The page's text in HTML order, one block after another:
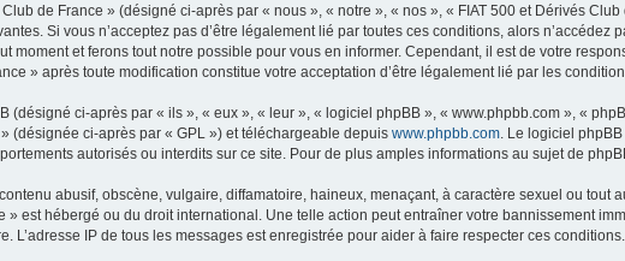
de France » (désigné ci-après par « nous », « notre », « nos », « FIAT 500 et Dérivés
Si vous n’acceptez pas d’être légalement lié par toutes ces conditions, alors n’accédez
moment et ferons tout notre possible pour vous en informer. Cependant, il est de votre
» après toute modification constitue votre acceptation d’être légalement lié par les
(désigné ci-après par « ils », « eux », « leur », « logiciel phpBB », « www.phpbb.com », «
» (désignée ci-après par « GPL ») et téléchargeable depuis www.phpbb.com . Le logiciel
autorisés ou interdits sur ce site. Pour de plus amples informations au sujet de
abusif, obscène, vulgaire, diffamatoire, haineux, menaçant, à caractère sexuel ou tout
» est hébergé ou du droit international. Une telle action peut entraîner votre bannissement
L’adresse IP de tous les messages est enregistrée pour aider à faire respecter ces conditions.